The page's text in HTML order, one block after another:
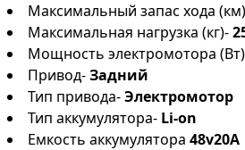
Максимальный запас хода
Максимальная нагрузка (кг)-
Мощность электромотора
Привод-Задний
Тип привода-Электромотор
Тип аккумулятора- Li-on
Емкость аккумулятора 48v20A